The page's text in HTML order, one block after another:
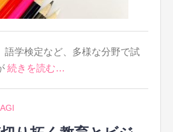
語学検定など、多様な分野で試
続きを読む…